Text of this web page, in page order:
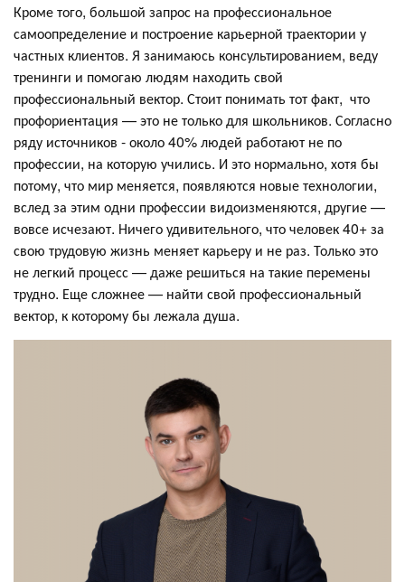
Кроме того, большой запрос на профессиональное
самоопределение и построение карьерной траектории у
частных клиентов. Я занимаюсь консультированием, веду
тренинги и помогаю людям находить свой
профессиональный вектор. Стоит понимать тот факт, что
профориентация — это не только для школьников. Согласно
ряду источников - около 40% людей работают не по
профессии, на которую учились. И это нормально, хотя бы
потому, что мир меняется, появляются новые технологии,
вслед за этим одни профессии видоизменяются, другие —
вовсе исчезают. Ничего удивительного, что человек 40+ за
свою трудовую жизнь меняет карьеру и не раз. Только это
не легкий процесс — даже решиться на такие перемены
трудно. Еще сложнее — найти свой профессиональный
вектор, к которому бы лежала душа.